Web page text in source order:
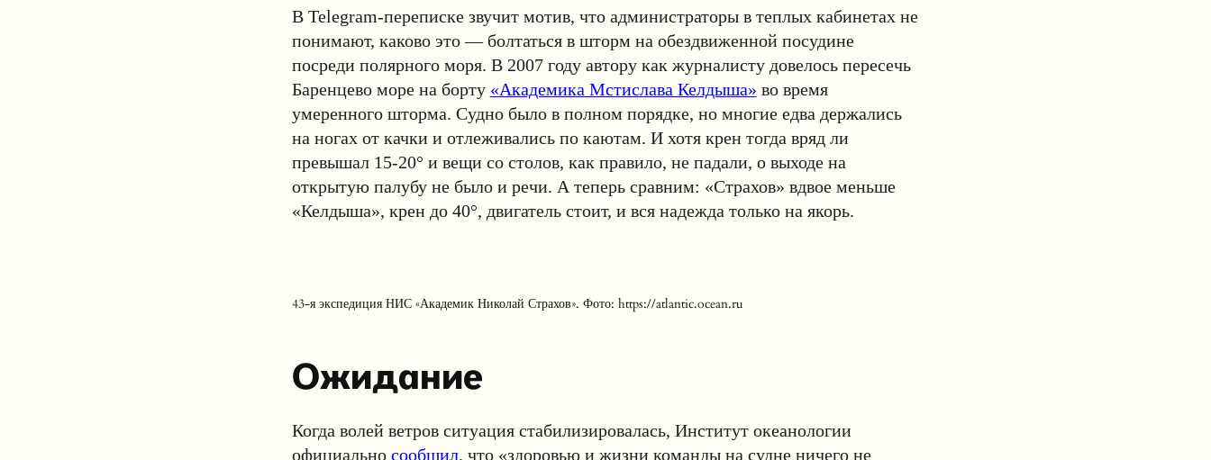
В Telegram-переписке звучит мотив, что администраторы в теплых кабинетах не
понимают, каково это — болтаться в шторм на обездвиженной посудине
посреди полярного моря. В 2007 году автору как журналисту довелось пересечь
Баренцево море на борту «Академика Мстислава Келдыша» во время
умеренного шторма. Судно было в полном порядке, но многие едва держались
на ногах от качки и отлеживались по каютам. И хотя крен тогда вряд ли
превышал 15-20° и вещи со столов, как правило, не падали, о выходе на
открытую палубу не было и речи. А теперь сравним: «Страхов» вдвое меньше
«Келдыша», крен до 40°, двигатель стоит, и вся надежда только на якорь.
43-я экспедиция НИС «Академик Николай Страхов». Фото: https://atlantic.ocean.ru
Ожидание
Когда волей ветров ситуация стабилизировалась, Институт океанологии
официально сообщил, что «здоровью и жизни команды на судне ничего не